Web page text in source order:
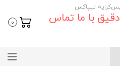
با ما تماس
0